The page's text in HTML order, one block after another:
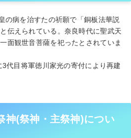
の病を治すたの祈願で「銅板法華説
伝えられている。奈良時代に聖武天
面観世音菩薩を祀ったとされていま
代目将軍徳川家光の寄付により再建
神(祭神・主祭神)につい